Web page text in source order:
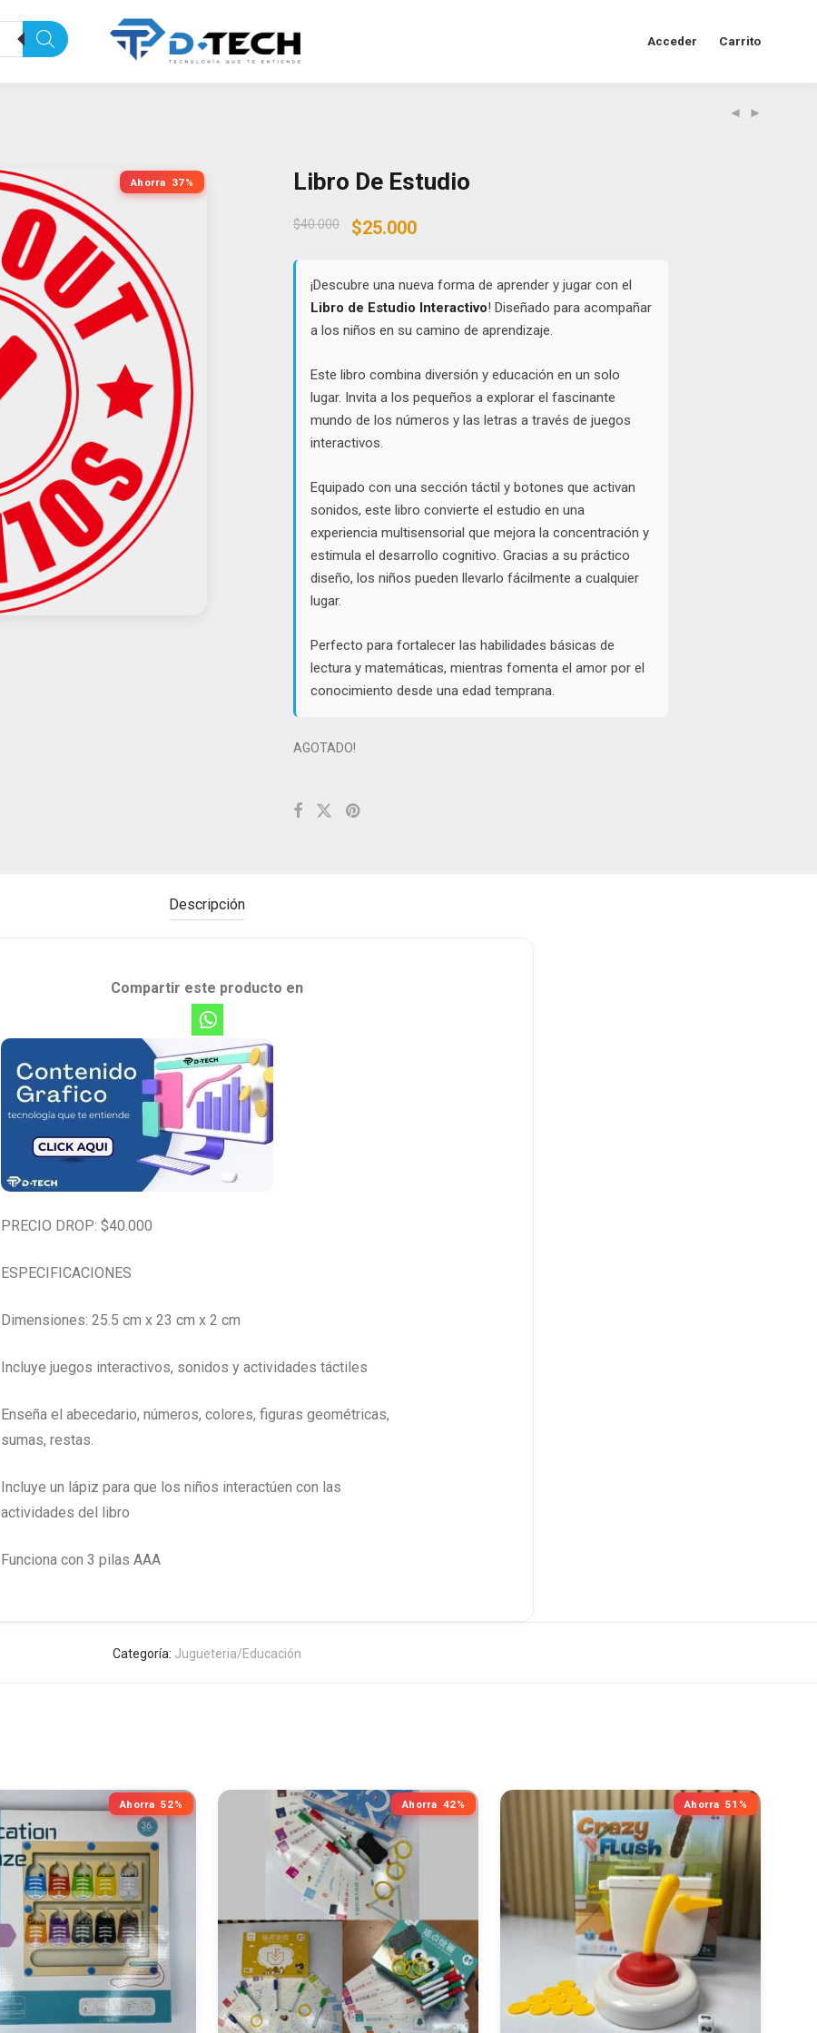
Acceder Carrito
Ahorra 37% Libro De Estudio
$40.000
Original
$40.000.
$25.000Current
$25.000.
¡Descubre una nueva forma de aprender y jugar con el
Libro de Estudio Interactivo! Diseñado para acompañar
a los niños en su camino de aprendizaje.
Este libro combina diversión y educación en un solo
lugar. Invita a los pequeños a explorar el fascinante
mundo de los números y las letras a través de juegos
interactivos.
Equipado con una sección táctil y botones que activan
sonidos, este libro convierte el estudio en una
experiencia multisensorial que mejora la concentración y
estimula el desarrollo cognitivo. Gracias a su práctico
diseño, los niños pueden llevarlo fácilmente a cualquier
lugar.
Perfecto para fortalecer las habilidades básicas de
lectura y matemáticas, mientras fomenta el amor por el
conocimiento desde una edad temprana.
AGOTADO!
Descripción
Compartir este producto en
PRECIO DROP: $40.000
ESPECIFICACIONES
Dimensiones: 25.5 cm x 23 cm x 2 cm
Incluye juegos interactivos, sonidos y actividades táctiles
Enseña el abecedario, números, colores, figuras geométricas,
sumas, restas.
Incluye un lápiz para que los niños interactúen con las
actividades del libro
Funciona con 3 pilas AAA
Categoría: Jugueteria/Educación
Ahorra 52% Ahorra 42% Ahorra 51%